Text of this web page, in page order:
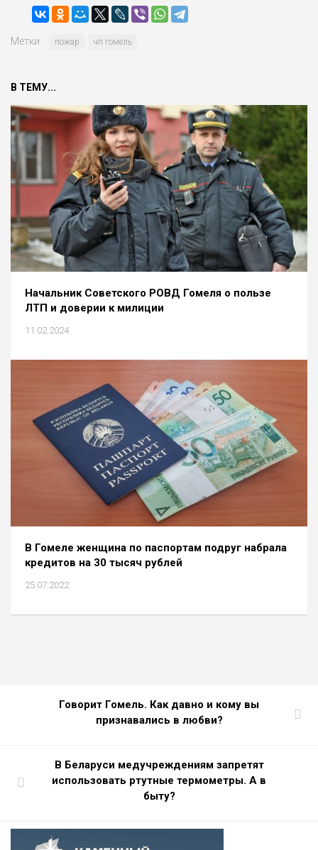
Метки: пожар чп гомель
В ТЕМУ...
Начальник Советского РОВД Гомеля о пользе
ЛТП и доверии к милиции
11.02.2024
В Гомеле женщина по паспортам подруг набрала
кредитов на 30 тысяч рублей
25.07.2022
Говорит Гомель. Как давно и кому вы
признавались в любви?
В Беларуси медучреждениям запретят
использовать ртутные термометры. А в
быту?